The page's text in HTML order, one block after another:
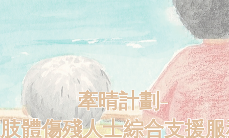
牽晴計劃-
體傷殘人士綜合支援